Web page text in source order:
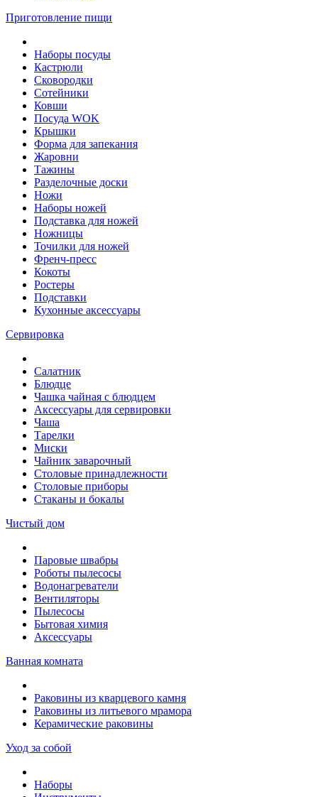
Приготовление пищи
Наборы посуды
Кастрюли
Сковородки
Сотейники
Ковши
Посуда WOK
Крышки
Форма для запекания
Жаровни
Тажины
Разделочные доски
Ножи
Наборы ножей
Подставка для ножей
Ножницы
Точилки для ножей
Френч-пресс
Кокоты
Ростеры
Подставки
Кухонные аксессуары
Сервировка
Салатник
Блюдце
Чашка чайная с блюдцем
Аксессуары для сервировки
Чаша
Тарелки
Миски
Чайник заварочный
Столовые принадлежности
Столовые приборы
Стаканы и бокалы
Чистый дом
Паровые швабры
Роботы пылесосы
Водонагреватели
Вентиляторы
Пылесосы
Бытовая химия
Аксессуары
Ванная комната
Раковины из кварцевого камня
Раковины из литьевого мрамора
Керамические раковины
Уход за собой
Наборы